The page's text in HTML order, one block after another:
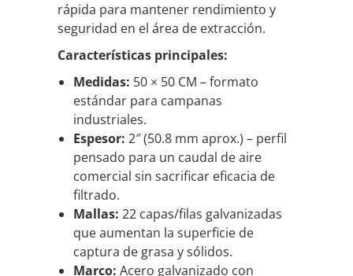
rápida para mantener rendimiento y
seguridad en el área de extracción.
Características principales:
Medidas: 50 × 50 CM – formato
estándar para campanas
industriales.
Espesor: 2″ (50.8 mm aprox.) – perfil
pensado para un caudal de aire
comercial sin sacrificar eficacia de
filtrado.
Mallas: 22 capas/filas galvanizadas
que aumentan la superficie de
captura de grasa y sólidos.
Marco: Acero galvanizado con